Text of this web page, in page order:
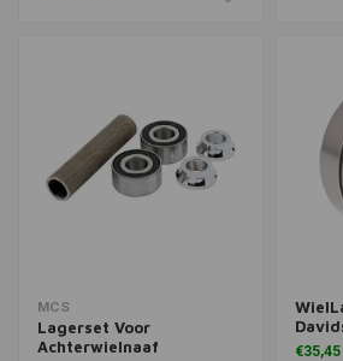
MCS
Lagerset Voor
Achterwielnaaf
€35,45